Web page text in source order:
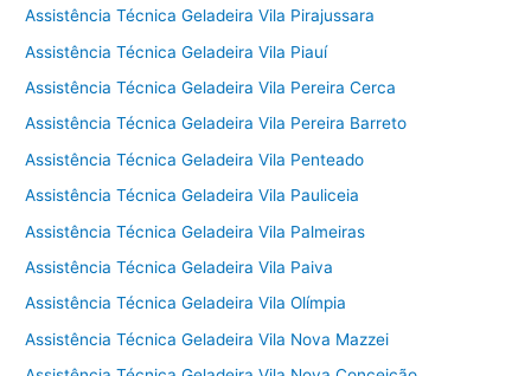
Assistência Técnica Geladeira Vila Pirajussara
Assistência Técnica Geladeira Vila Piauí
Assistência Técnica Geladeira Vila Pereira Cerca
Assistência Técnica Geladeira Vila Pereira Barreto
Assistência Técnica Geladeira Vila Penteado
Assistência Técnica Geladeira Vila Pauliceia
Assistência Técnica Geladeira Vila Palmeiras
Assistência Técnica Geladeira Vila Paiva
Assistência Técnica Geladeira Vila Olímpia
Assistência Técnica Geladeira Vila Nova Mazzei